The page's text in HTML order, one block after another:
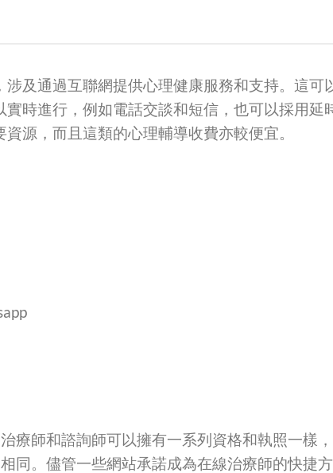
及通過互聯網提供心理健康服務和支持。這可
時進行，例如電話交談和短信，也可以採用延
源，而且這類的心理輔導收費亦較便宜。
療師和諮詢師可以擁有一系列資格和執照一樣
同。儘管一些網站承諾成為在線治療師的快捷